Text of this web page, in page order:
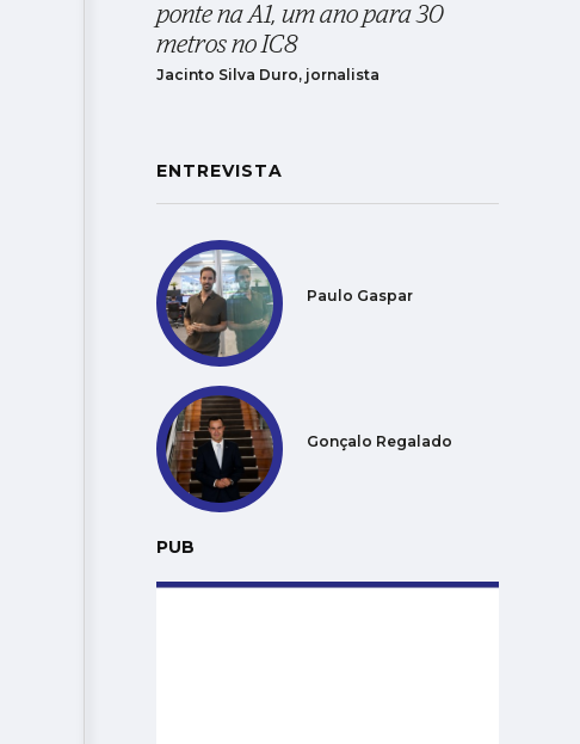
ponte na A1, um ano para 30
metros no IC8
Jacinto Silva Duro, jornalista
ENTREVISTA
Paulo Gaspar
Gonçalo Regalado
PUB